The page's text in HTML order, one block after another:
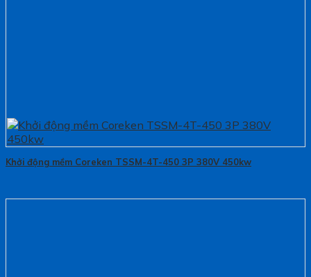
Khởi động mềm Coreken TSSM-4T-450 3P 380V 450kw